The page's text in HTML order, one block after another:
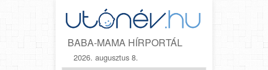
BABA-MAMA HÍRPORTÁL
2026. augusztus 8.